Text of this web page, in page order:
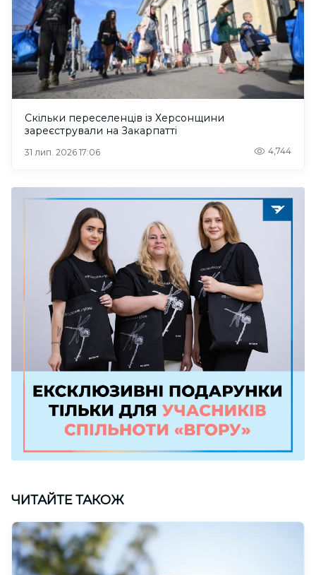
Скільки переселенців із Херсонщини
зареєстрували на Закарпатті
31 лип. 2026 17:06 4,744
ЧИТАЙТЕ ТАКОЖ